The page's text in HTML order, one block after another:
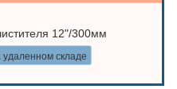
12"/300мм
складе